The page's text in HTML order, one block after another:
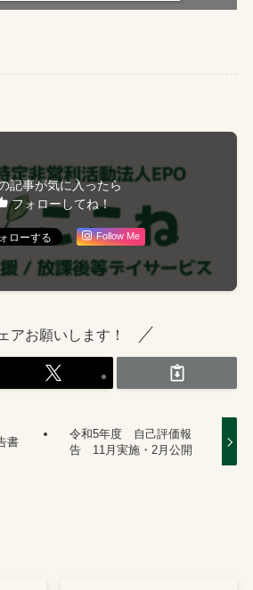
記事が気に入ったら
フォローしてね！
Follow Me
アお願いします！
書
令和5年度 自己評価報
告 11月実施・2月公開